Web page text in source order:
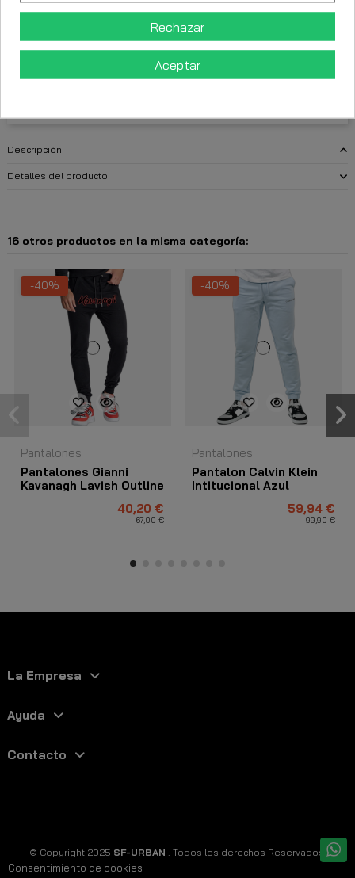
FECHA ESTIMADA DE ENTREGA:
CttExpress 24/48h -Miércoles 12 Agosto, 2026
Descripción
Detalles del producto
16 otros productos en la misma categoría:
-40%
Pantalones
Pantalones Gianni
Kavanagh Lavish Outline
40,20 €
67,00 €
-40%
Pantalones
Pantalon Calvin Klein
Intitucional Azul
59,94 €
99,90 €
La Empresa
Ayuda
Contacto
© Copyright 2025 SF-URBAN . Todos los derechos Reservados.
Rechazar
Aceptar
Consentimiento de cookies